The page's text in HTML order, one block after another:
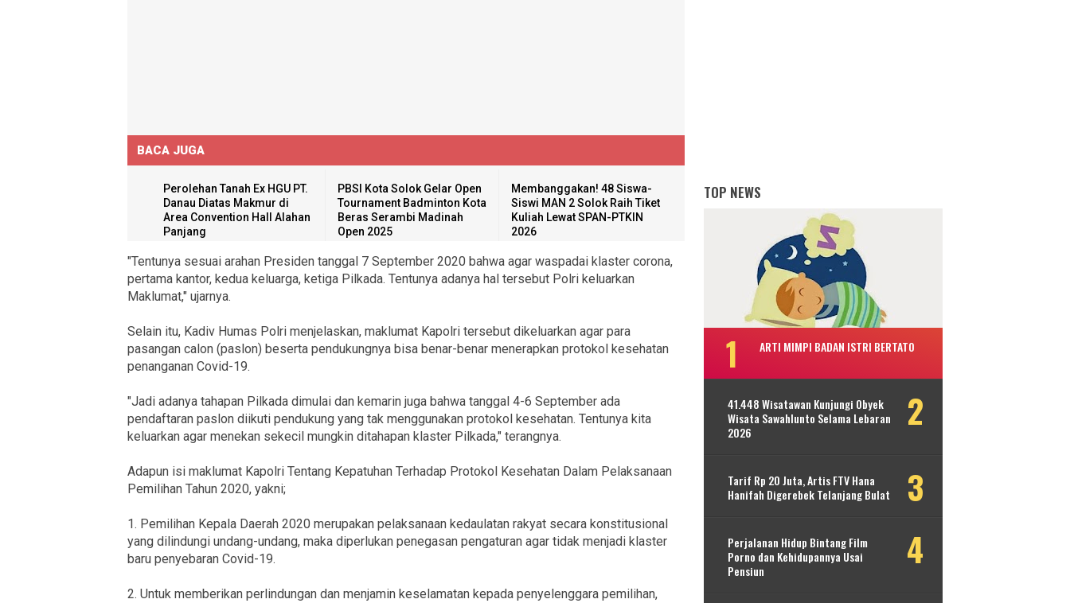
BACA JUGA
Perolehan Tanah Ex HGU PT.
Danau Diatas Makmur di
Area Convention Hall Alahan
Panjang
PBSI Kota Solok Gelar Open
Tournament Badminton Kota
Beras Serambi Madinah
Open 2025
Membanggakan! 48 Siswa-
Siswi MAN 2 Solok Raih Tiket
Kuliah Lewat SPAN-PTKIN
2026
"Tentunya sesuai arahan Presiden tanggal 7 September 2020 bahwa agar waspadai klaster corona,
pertama kantor, kedua keluarga, ketiga Pilkada. Tentunya adanya hal tersebut Polri keluarkan
Maklumat," ujarnya.
Selain itu, Kadiv Humas Polri menjelaskan, maklumat Kapolri tersebut dikeluarkan agar para
pasangan calon (paslon) beserta pendukungnya bisa benar-benar menerapkan protokol kesehatan
penanganan Covid-19.
"Jadi adanya tahapan Pilkada dimulai dan kemarin juga bahwa tanggal 4-6 September ada
pendaftaran paslon diikuti pendukung yang tak menggunakan protokol kesehatan. Tentunya kita
keluarkan agar menekan sekecil mungkin ditahapan klaster Pilkada," terangnya.
Adapun isi maklumat Kapolri Tentang Kepatuhan Terhadap Protokol Kesehatan Dalam Pelaksanaan
Pemilihan Tahun 2020, yakni;
1. Pemilihan Kepala Daerah 2020 merupakan pelaksanaan kedaulatan rakyat secara konstitusional
yang dilindungi undang-undang, maka diperlukan penegasan pengaturan agar tidak menjadi klaster
baru penyebaran Covid-19.
2. Untuk memberikan perlindungan dan menjamin keselamatan kepada penyelenggara pemilihan,
TOP NEWS
ARTI MIMPI BADAN ISTRI BERTATO
41.448 Wisatawan Kunjungi Obyek
Wisata Sawahlunto Selama Lebaran
2026
Tarif Rp 20 Juta, Artis FTV Hana
Hanifah Digerebek Telanjang Bulat
Perjalanan Hidup Bintang Film
Porno dan Kehidupannya Usai
Pensiun